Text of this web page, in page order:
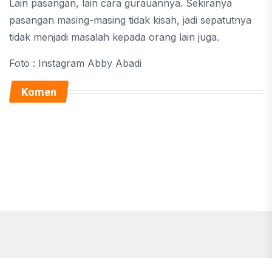
Lain pasangan, lain cara gurauannya. Sekiranya
pasangan masing-masing tidak kisah, jadi sepatutnya
tidak menjadi masalah kepada orang lain juga.
Foto : Instagram Abby Abadi
Komen